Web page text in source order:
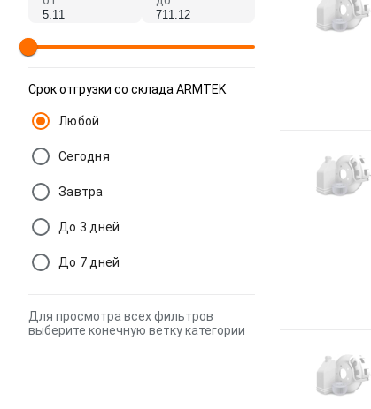
Срок отгрузки со склада ARMTEK
Любой
Сегодня
Завтра
До 3 дней
До 7 дней
Для просмотра всех фильтров
выберите конечную ветку категории